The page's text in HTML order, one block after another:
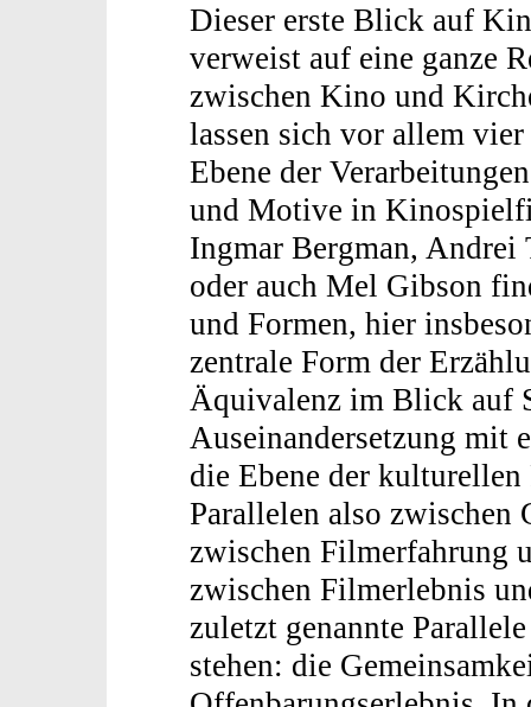
Dieser erste Blick auf
verweist auf eine ganze
zwischen Kino und
lassen sich vor allem
Ebene der
und Motive in
Ingmar Bergman,
oder auch Mel Gibson
und Formen, hier
zentrale Form der
Äquivalenz im Blick auf
Auseinandersetzung mit
die Ebene der
Parallelen also zwischen
zwischen Filmerfahrung
zwischen Filmerlebnis
zuletzt genannte
stehen: die